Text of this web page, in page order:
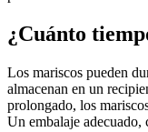
¿Cuánto
Los mariscos pueden
almacenan en un
prolongado, los
Un embalaje adecuado,